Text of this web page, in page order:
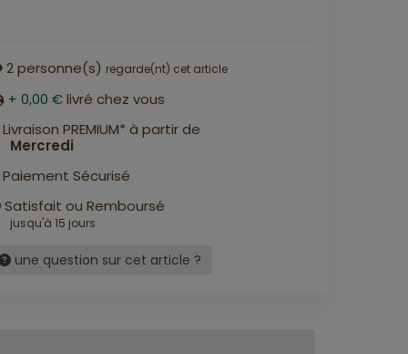
2personne(s) regarde(nt) cet article
+ 0,00 €livré chez vous
Livraison PREMIUM* à partir de
Mercredi
Paiement Sécurisé
Satisfait ou Remboursé
jusqu'à 15 jours
une question sur cet article ?